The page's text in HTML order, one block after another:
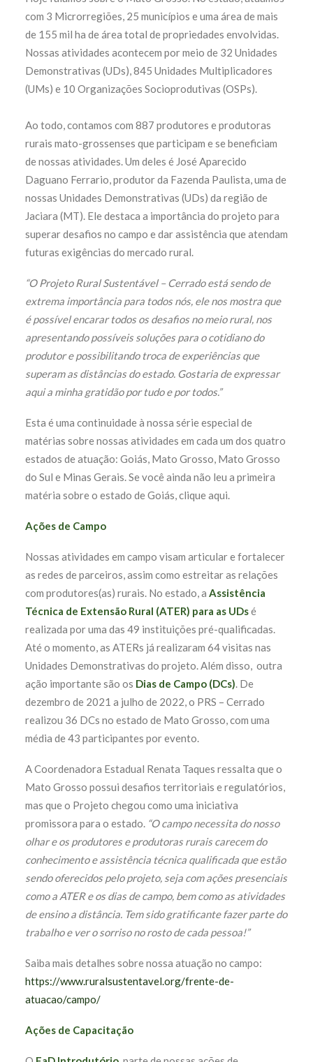
com 3 Microrregiões, 25 municípios e uma área de mais
de 155 mil ha de área total de propriedades envolvidas.
Nossas atividades acontecem por meio de 32 Unidades
Demonstrativas (UDs), 845 Unidades Multiplicadores
(UMs) e 10 Organizações Socioprodutivas (OSPs).
Ao todo, contamos com 887 produtores e produtoras
rurais mato-grossenses que participam e se beneficiam
de nossas atividades. Um deles é José Aparecido
Daguano Ferrario, produtor da Fazenda Paulista, uma de
nossas Unidades Demonstrativas (UDs) da região de
Jaciara (MT). Ele destaca a importância do projeto para
superar desafios no campo e dar assistência que atendam
futuras exigências do mercado rural.
“O Projeto Rural Sustentável – Cerrado está sendo de
extrema importância para todos nós, ele nos mostra que
é possível encarar todos os desafios no meio rural, nos
apresentando possíveis soluções para o cotidiano do
produtor e possibilitando troca de experiências que
superam as distâncias do estado. Gostaria de expressar
aqui a minha gratidão por tudo e por todos.”
Esta é uma continuidade à nossa série especial de
matérias sobre nossas atividades em cada um dos quatro
estados de atuação: Goiás, Mato Grosso, Mato Grosso
do Sul e Minas Gerais. Se você ainda não leu a primeira
matéria sobre o estado de Goiás,clique aqui.
Ações de Campo
Nossas atividades em campo visam articular e fortalecer
as redes de parceiros, assim como estreitar as relações
com produtores(as) rurais. No estado, a Assistência
Técnica de Extensão Rural (ATER) para as UDsé
realizada por uma das 49 instituições pré-qualificadas.
Até o momento, as ATERs já realizaram 64 visitas nas
Unidades Demonstrativas do projeto. Além disso, outra
ação importante são os Dias de Campo (DCs). De
dezembro de 2021 a julho de 2022, o PRS – Cerrado
realizou 36 DCs no estado de Mato Grosso, com uma
média de 43 participantes por evento.
A Coordenadora Estadual Renata Taques ressalta que o
Mato Grosso possui desafios territoriais e regulatórios,
mas que o Projeto chegou como uma iniciativa
promissora para o estado. “O campo necessita do nosso
olhar e os produtores e produtoras rurais carecem do
conhecimento e assistência técnica qualificada que estão
sendo oferecidos pelo projeto, seja com ações presenciais
como a ATER e os dias de campo, bem como as atividades
de ensino a distância. Tem sido gratificante fazer parte do
trabalho e ver o sorriso no rosto de cada pessoa!”
Saiba mais detalhes sobre nossa atuação no campo:
https://www.ruralsustentavel.org/frente-de-
atuacao/campo/
Ações de Capacitação